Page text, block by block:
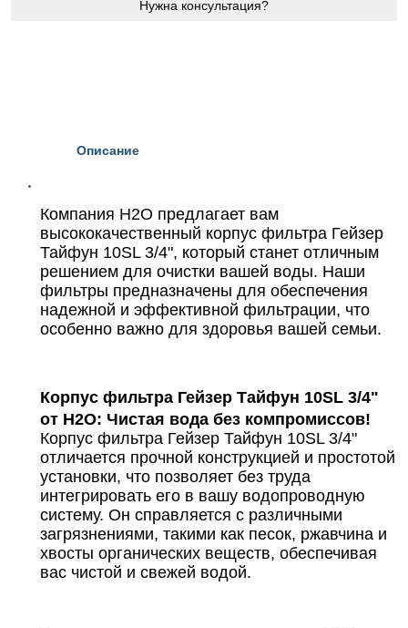
Нужна консультация?
Описание
Компания Н2О предлагает вам
высококачественный корпус фильтра Гейзер
Тайфун 10SL 3/4", который станет отличным
решением для очистки вашей воды. Наши
фильтры предназначены для обеспечения
надежной и эффективной фильтрации, что
особенно важно для здоровья вашей семьи.
Корпус фильтра Гейзер Тайфун 10SL 3/4"
от Н2О: Чистая вода без компромиссов!
Корпус фильтра Гейзер Тайфун 10SL 3/4"
отличается прочной конструкцией и простотой
установки, что позволяет без труда
интегрировать его в вашу водопроводную
систему. Он справляется с различными
загрязнениями, такими как песок, ржавчина и
хвосты органических веществ, обеспечивая
вас чистой и свежей водой.